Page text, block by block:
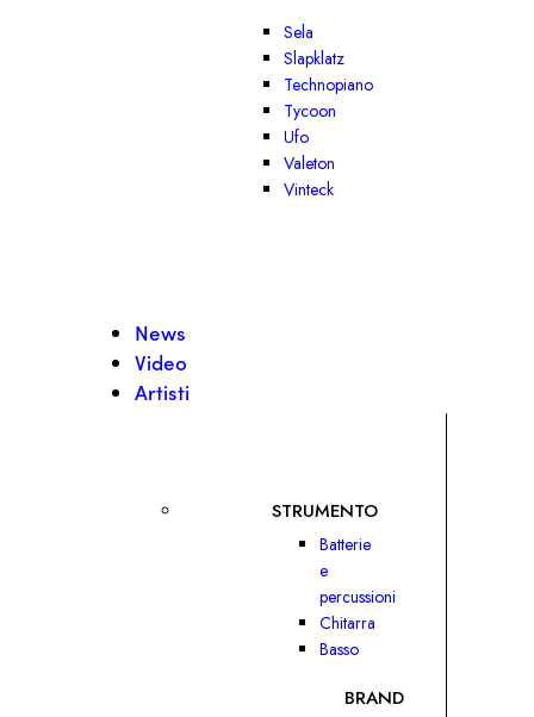
Sela
Slapklatz
Technopiano
Tycoon
Ufo
Valeton
Vinteck
News
Video
Artisti
STRUMENTO
Batterie
e
percussioni
Chitarra
Basso
BRAND